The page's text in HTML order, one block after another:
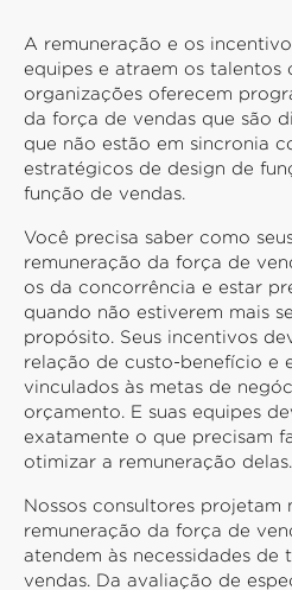
A remuneração e os
equipes e atraem os talentos
organizações oferecem
da força de vendas que são
que não estão em sincronia
estratégicos de design de
função de vendas.
Você precisa saber como
remuneração da força de
os da concorrência e estar
quando não estiverem mais
propósito. Seus incentivos
relação de custo-benefício e
vinculados às metas de
orçamento. E suas equipes
exatamente o que precisam
otimizar a remuneração delas.
Nossos consultores projetam
remuneração da força de
atendem às necessidades de
vendas. Da avaliação de